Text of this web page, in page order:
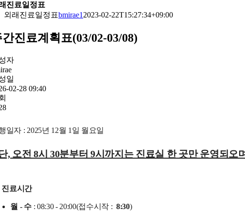
진료일정표
외래진료일정표bmirae12023-02-22T15:27:34+09:00
진료계획표(03/02-03/08)
자
일
02-28 09:40
일자 : 2025년 12월 1일 월요일
, 오전 8시 30분부터 9시까지는 진료실 한 곳만 운영되오
진료시간
월 - 수 : 08:30 - 20:00(접수시작 : 8:30)